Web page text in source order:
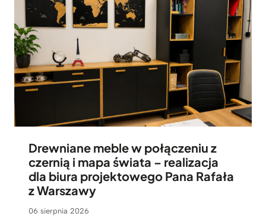
Drewniane meble w połączeniu z
czernią i mapa świata – realizacja
dla biura projektowego Pana Rafała
z Warszawy
06 sierpnia 2026